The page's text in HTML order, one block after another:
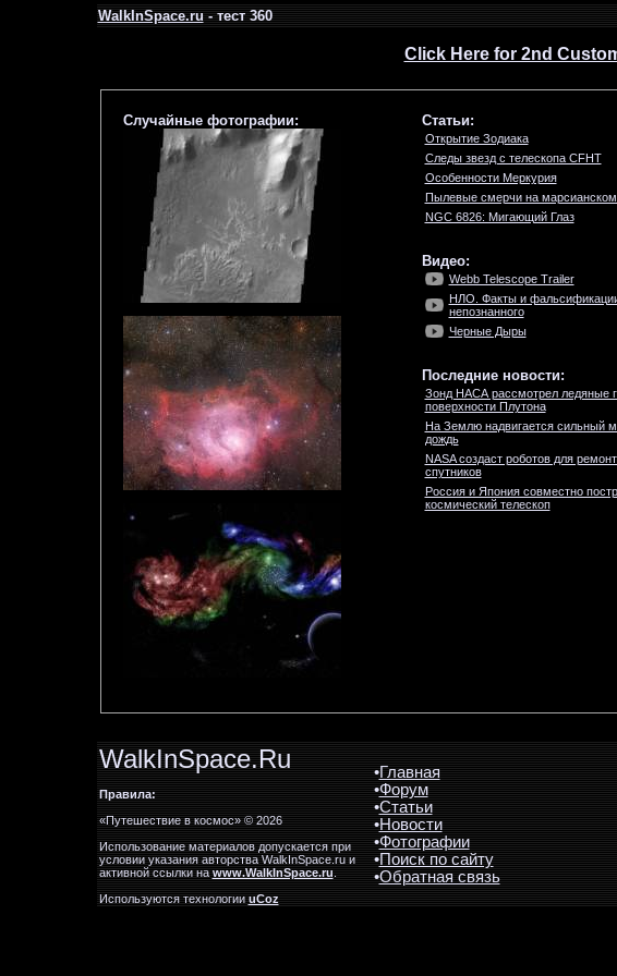
WalkInSpace.ru- тест 360
Click Here for 2nd
Случайные фотографии: Статьи:
Открытие Зодиака
Следы звезд с телескопа CFHT
Особенности Меркурия
Пылевые смерчи на марсианском
NGC 6826: Мигающий Глаз
Видео:
Webb Telescope Trailer
НЛО. Факты и
непознанного
Черные Дыры
Последние новости:
Зонд НАСА рассмотрел ледяные
поверхности Плутона
На Землю надвигается сильный
дождь
NASA создаст роботов для
спутников
Россия и Япония совместно
космический телескоп
WalkInSpace.Ru
Правила:
«Путешествие в космос» © 2026
Использование материалов допускается при
условии указания авторства WalkInSpace.ru и
активной ссылки наwww.WalkInSpace.ru.
Используются технологииuCoz
•Главная
•Форум
•Статьи
•Новости
•Фотографии
•Поиск по сайту
•Обратная связь